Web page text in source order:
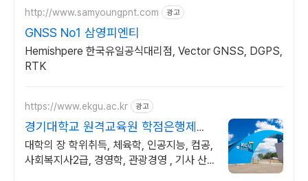
http://www.samyoungpnt.com 광고
GNSS No1 삼영피엔티
Hemishpere 한국유일공식대리점, Vector GNSS, DGPS,
RTK
https://www.ekgu.ac.kr 광고
경기대학교 원격교육원 학점은행제
100%온라인수업
대학의 장 학위취득, 체육학, 인공지능, 컴공,
사회복지사2급, 경영학, 관광경영 , 기사 산